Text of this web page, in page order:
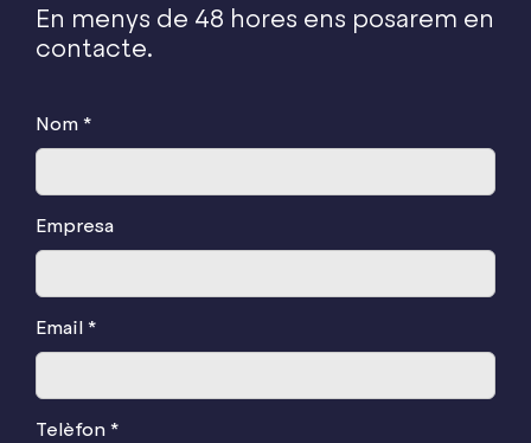
En menys de 48 hores ens posarem en
contacte.
Nom *
Empresa
Email *
Telèfon *